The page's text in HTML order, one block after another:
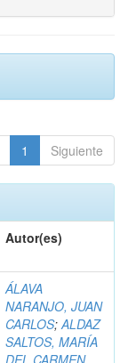
1 Siguiente
Autor(es)
ÁLAVA
NARANJO, JUAN
CARLOS; ALDAZ
SALTOS, MARÍA
DEL CARMEN